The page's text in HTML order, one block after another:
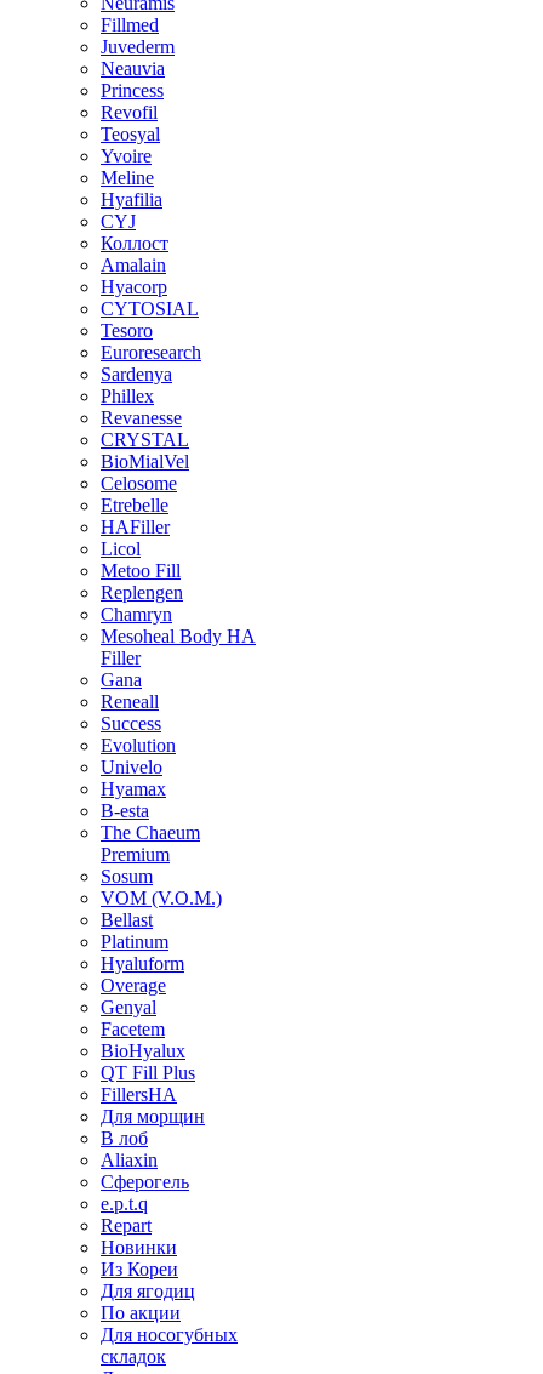
Fillmed
Juvederm
Neauvia
Princess
Revofil
Teosyal
Yvoire
Meline
Hyafilia
CYJ
Коллост
Amalain
Hyacorp
CYTOSIAL
Tesoro
Euroresearch
Sardenya
Phillex
Revanesse
CRYSTAL
BioMialVel
Celosome
Etrebelle
HAFiller
Licol
Metoo Fill
Replengen
Chamryn
Mesoheal Body HA
Filler
Gana
Reneall
Success
Evolution
Univelo
Hyamax
B-esta
The Chaeum
Premium
Sosum
VOM (V.O.M.)
Bellast
Platinum
Hyaluform
Overage
Genyal
Facetem
BioHyalux
QT Fill Plus
FillersHA
Для морщин
В лоб
Aliaxin
Сферогель
e.p.t.q
Repart
Новинки
Из Кореи
Для ягодиц
По акции
Для носогубных
складок